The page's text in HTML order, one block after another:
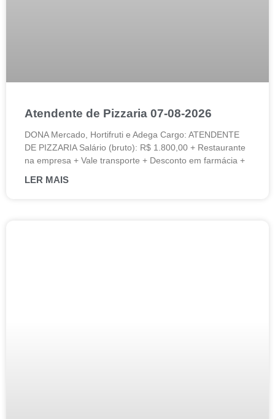
Atendente de Pizzaria 07-08-2026
DONA Mercado, Hortifruti e Adega Cargo: ATENDENTE
DE PIZZARIA Salário (bruto): R$ 1.800,00 + Restaurante
na empresa + Vale transporte + Desconto em farmácia +
LER MAIS